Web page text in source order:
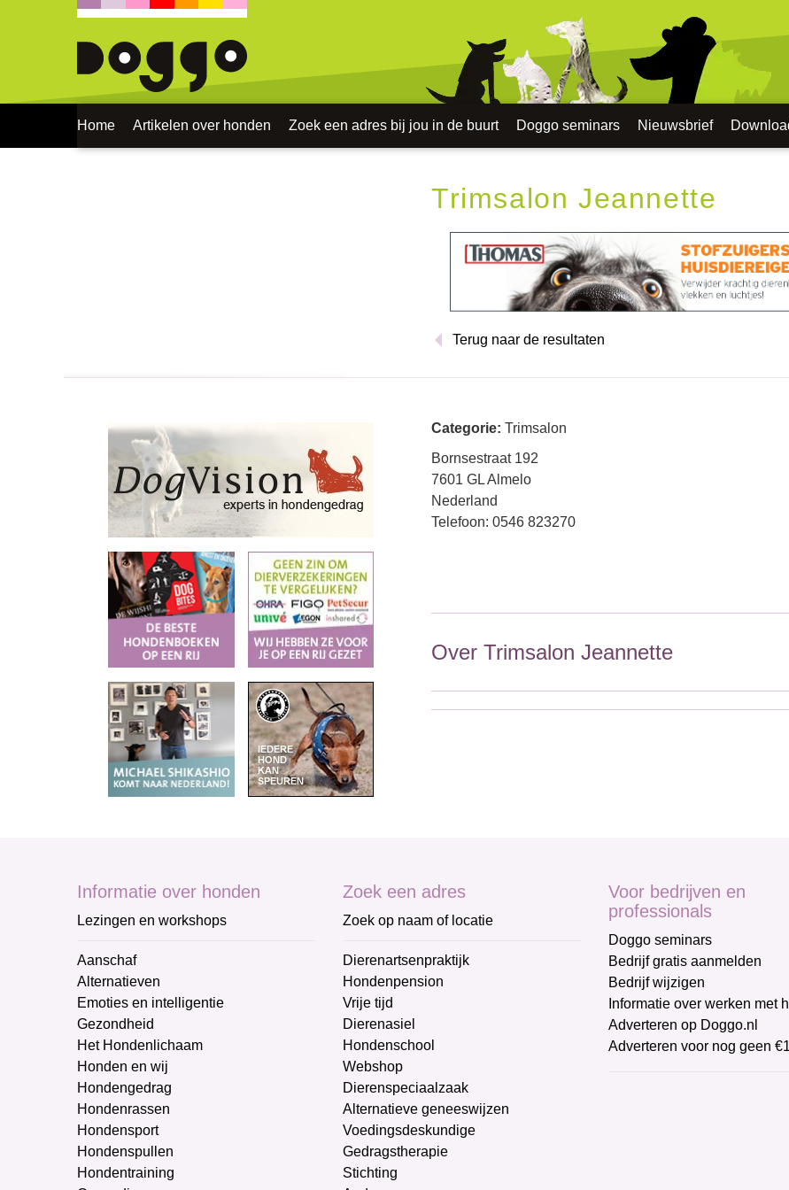
Home Artikelen over honden Zoek een adres bij jou in de buurt Doggo seminars Nieuwsbrief
Trimsalon Jeannette
Terug naar de resultaten
Categorie: Trimsalon
Bornsestraat 192
7601 GL Almelo
Nederland
Telefoon: 0546 823270
Over Trimsalon Jeannette
Informatie over honden
Lezingen en workshops
Aanschaf
Alternatieven
Emoties en intelligentie
Gezondheid
Het Hondenlichaam
Honden en wij
Hondengedrag
Hondenrassen
Hondensport
Hondenspullen
Hondentraining
Zoek een adres
Zoek op naam of locatie
Dierenartsenpraktijk
Hondenpension
Vrije tijd
Dierenasiel
Hondenschool
Webshop
Dierenspeciaalzaak
Alternatieve geneeswijzen
Voedingsdeskundige
Gedragstherapie
Stichting
Voor bedrijven en
professionals
Doggo seminars
Bedrijf gratis aanmelden
Bedrijf wijzigen
Informatie over werken met
Adverteren op Doggo.nl
Adverteren voor nog geen